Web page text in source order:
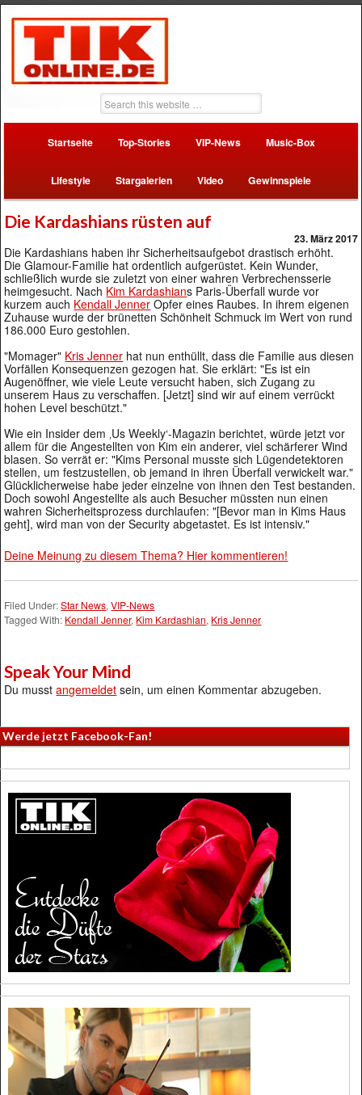
Startseite Top-Stories VIP-News Music-Box
Lifestyle Stargalerien Video Gewinnspiele
Die Kardashians rüsten auf
23. März 2017
Die Kardashians haben ihr Sicherheitsaufgebot drastisch erhöht.
Die Glamour-Familie hat ordentlich aufgerüstet. Kein Wunder,
schließlich wurde sie zuletzt von einer wahren Verbrechensserie
heimgesucht. Nach Kim Kardashians Paris-Überfall wurde vor
kurzem auch Kendall Jenner Opfer eines Raubes. In ihrem eigenen
Zuhause wurde der brünetten Schönheit Schmuck im Wert von rund
186.000 Euro gestohlen.
"Momager" Kris Jenner hat nun enthüllt, dass die Familie aus diesen
Vorfällen Konsequenzen gezogen hat. Sie erklärt: "Es ist ein
Augenöffner, wie viele Leute versucht haben, sich Zugang zu
unserem Haus zu verschaffen. [Jetzt] sind wir auf einem verrückt
hohen Level beschützt."
Wie ein Insider dem ‚Us Weekly‘-Magazin berichtet, würde jetzt vor
allem für die Angestellten von Kim ein anderer, viel schärferer Wind
blasen. So verrät er: "Kims Personal musste sich Lügendetektoren
stellen, um festzustellen, ob jemand in ihren Überfall verwickelt war."
Glücklicherweise habe jeder einzelne von ihnen den Test bestanden.
Doch sowohl Angestellte als auch Besucher müssten nun einen
wahren Sicherheitsprozess durchlaufen: "[Bevor man in Kims Haus
geht], wird man von der Security abgetastet. Es ist intensiv."
Deine Meinung zu diesem Thema? Hier kommentieren!
Filed Under:Star News,VIP-News
Tagged With: Kendall Jenner, Kim Kardashian, Kris Jenner
Speak Your Mind
Du musstangemeldet sein, um einen Kommentar abzugeben.
Werde jetzt Facebook-Fan!